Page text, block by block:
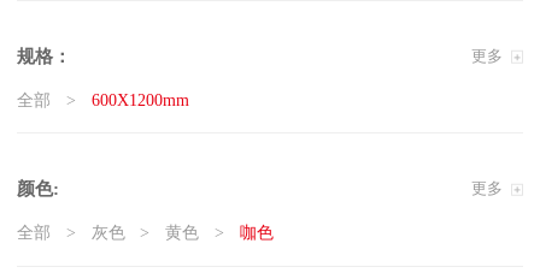
精工大理石
3D微雕 臻白超平
规格： 更多
全部 600X1200mm
颜色: 更多
全部 灰色 黄色 咖色